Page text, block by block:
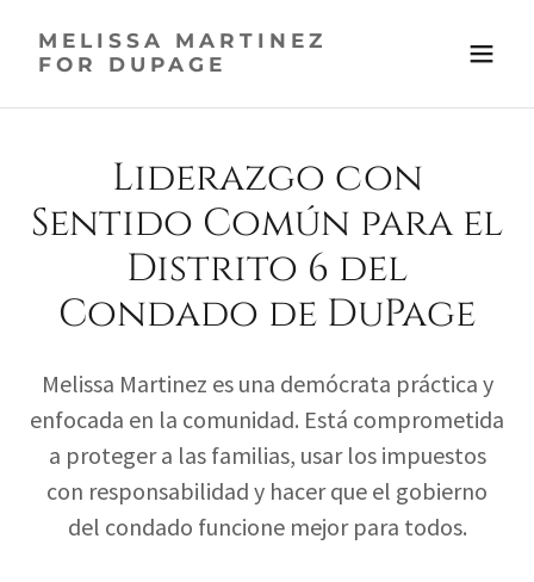
MELISSA MARTINEZ
FOR DUPAGE
Liderazgo con
Sentido Común para el
Distrito 6 del
Condado de DuPage
Melissa Martinez es una demócrata práctica y
enfocada en la comunidad. Está comprometida
a proteger a las familias, usar los impuestos
con responsabilidad y hacer que el gobierno
del condado funcione mejor para todos.